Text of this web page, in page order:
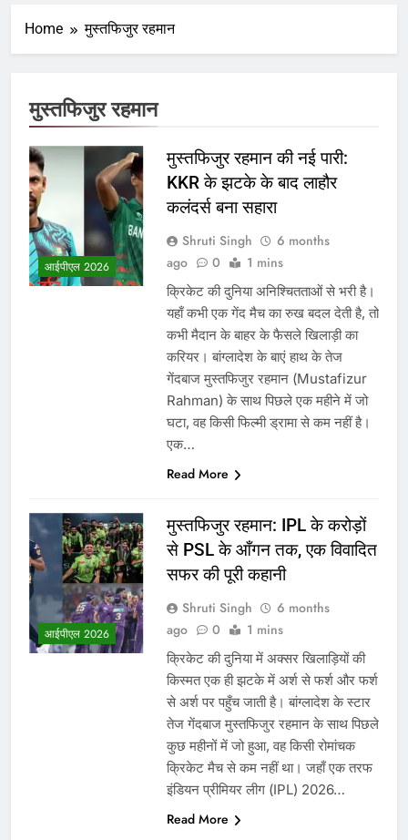
Home मुस्तफिजुर रहमान
मुस्तफिजुर रहमान
आईपीएल 2026
मुस्तफिजुर रहमान की नई पारी:
KKR के झटके के बाद लाहौर
कलंदर्स बना सहारा
Shruti Singh
6 months
ago
0 1 mins
क्रिकेट की दुनिया अनिश्चितताओं से भरी है।
यहाँ कभी एक गेंद मैच का रुख बदल देती है, तो
कभी मैदान के बाहर के फैसले खिलाड़ी का
करियर। बांग्लादेश के बाएं हाथ के तेज
गेंदबाज मुस्तफिजुर रहमान (Mustafizur
Rahman) के साथ पिछले एक महीने में जो
घटा, वह किसी फिल्मी ड्रामा से कम नहीं है।
एक…
Read More
आईपीएल 2026
मुस्तफिजुर रहमान: IPL के करोड़ों
से PSL के आँगन तक, एक विवादित
सफर की पूरी कहानी
Shruti Singh
6 months
ago
0 1 mins
क्रिकेट की दुनिया में अक्सर खिलाड़ियों की
किस्मत एक ही झटके में अर्श से फर्श और फर्श
से अर्श पर पहुँच जाती है। बांग्लादेश के स्टार
तेज गेंदबाज मुस्तफिजुर रहमान के साथ पिछले
कुछ महीनों में जो हुआ, वह किसी रोमांचक
क्रिकेट मैच से कम नहीं था। जहाँ एक तरफ
इंडियन प्रीमियर लीग (IPL) 2026…
Read More